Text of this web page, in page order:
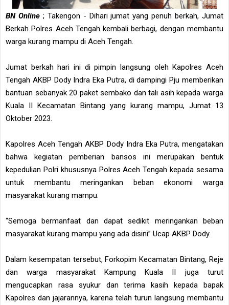
BN Online; Takengon - Dihari jumat yang penuh berkah, Jumat
Berkah Polres Aceh Tengah kembali berbagi, dengan membantu
warga kurang mampu di Aceh Tengah.
Jumat berkah hari ini di pimpin langsung oleh Kapolres Aceh
Tengah AKBP Dody Indra Eka Putra, di dampingi Pju memberikan
bantuan sebanyak 20 paket sembako dan tali asih kepada warga
Kuala II Kecamatan Bintang yang kurang mampu, Jumat 13
Oktober 2023.
Kapolres Aceh Tengah AKBP Dody Indra Eka Putra, mengatakan
bahwa kegiatan pemberian bansos ini merupakan bentuk
kepedulian Polri khususnya Polres Aceh Tengah kepada sesama
untuk membantu meringankan beban ekonomi warga
masyarakat kurang mampu.
“Semoga bermanfaat dan dapat sedikit meringankan beban
masyarakat kurang mampu yang ada disini” Ucap AKBP Dody.
Dalam kesempatan tersebut, Forkopim Kecamatan Bintang, Reje
dan warga masyarakat Kampung Kuala II juga turut
mengucapkan rasa syukur dan terima kasih kepada bapak
Kapolres dan jajarannya, karena telah turun langsung membantu